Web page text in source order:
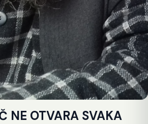
NE OTVARA SVAKA